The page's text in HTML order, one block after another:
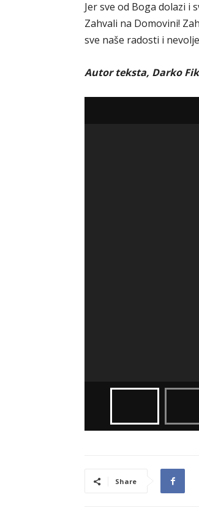
Jer sve od Boga dolazi i
Zahvali na Domovini!
sve naše radosti i
Autor teksta, Darko
Share